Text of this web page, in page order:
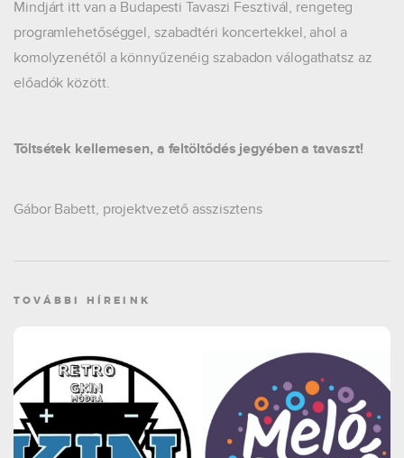
Mindjárt itt van a Budapesti Tavaszi Fesztivál, rengeteg
programlehetőséggel, szabadtéri koncertekkel, ahol a
komolyzenétől a könnyűzenéig szabadon válogathatsz az
előadók között.
Töltsétek kellemesen, a feltöltődés jegyében a tavaszt!
Gábor Babett, projektvezető asszisztens
TOVÁBBI HÍREINK